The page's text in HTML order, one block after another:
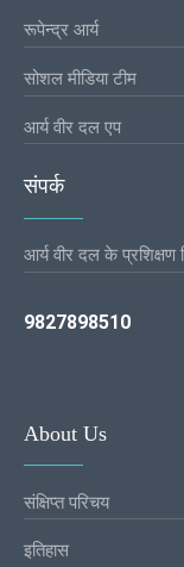
रूपेन्द्र आर्य
सोशल मीडिया टीम
आर्य वीर दल एप
संपर्क
आर्य वीर दल के
9827898510
About Us
संक्षिप्त परिचय
इतिहास